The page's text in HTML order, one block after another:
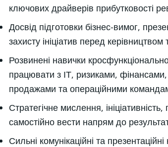
ключових драйверів прибутковості
Досвід підготовки бізнес-вимог,
захисту ініціатив перед
Розвинені навички
працювати з ІТ, ризиками,
продажами та операційними
Стратегічне мислення,
самостійно вести напрям до
Сильні комунікаційні та